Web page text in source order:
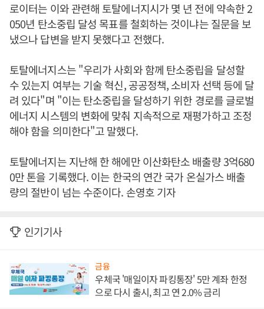
로이터는 이와 관련해 토탈에너지시가 몇 년 전에 약속한 2
050년 탄소중립 달성 목표를 철회하는 것이냐는 질문을 보
냈으나 답변을 받지 못했다고 전했다.
토탈에너지스는 "우리가 사회와 함께 탄소중립을 달성할
수 있는지 여부는 기술 혁신, 공공정책, 소비자 선택 등에 달
려 있다"며 "이는 탄소중립을 달성하기 위한 경로를 글로벌
에너지 시스템의 변화에 맞춰 지속적으로 재평가하고 조정
해야 함을 의미한다"고 말했다.
토탈에너지는 지난해 한 해에만 이산화탄소 배출량 3억680
0만 톤을 기록했다. 이는 한국의 연간 국가 온실가스 배출
량의 절반이 넘는 수준이다. 손영호 기자
인기기사
금융
우체국 '매일이자 파킹통장' 5만 계좌 한정
으로 다시 출시, 최고 연 2.0% 금리